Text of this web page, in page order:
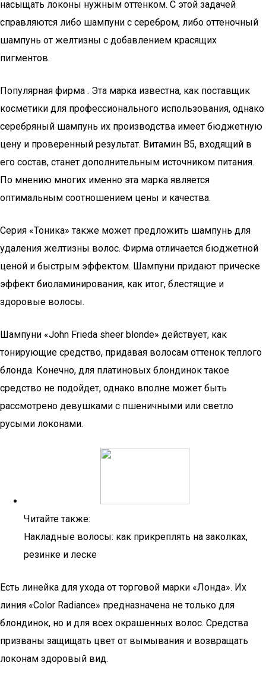
насыщать локоны нужным оттенком. С этой задачей
справляются либо шампуни с серебром, либо оттеночный
шампунь от желтизны с добавлением красящих
пигментов.
Популярная фирма . Эта марка известна, как поставщик
косметики для профессионального использования, однако
серебряный шампунь их производства имеет бюджетную
цену и проверенный результат. Витамин В5, входящий в
его состав, станет дополнительным источником питания.
По мнению многих именно эта марка является
оптимальным соотношением цены и качества.
Серия «Тоника» также может предложить шампунь для
удаления желтизны волос. Фирма отличается бюджетной
ценой и быстрым эффектом. Шампуни придают прическе
эффект биоламинирования, как итог, блестящие и
здоровые волосы.
Шампуни «John Frieda sheer blonde» действует, как
тонирующие средство, придавая волосам оттенок теплого
блонда. Конечно, для платиновых блондинок такое
средство не подойдет, однако вполне может быть
рассмотрено девушками с пшеничными или светло
русыми локонами.
Читайте также:
Накладные волосы: как прикреплять на заколках,
резинке и леске
Есть линейка для ухода от торговой марки «Лонда». Их
линия «Color Radiance» предназначена не только для
блондинок, но и для всех окрашенных волос. Средства
призваны защищать цвет от вымывания и возвращать
локонам здоровый вид.